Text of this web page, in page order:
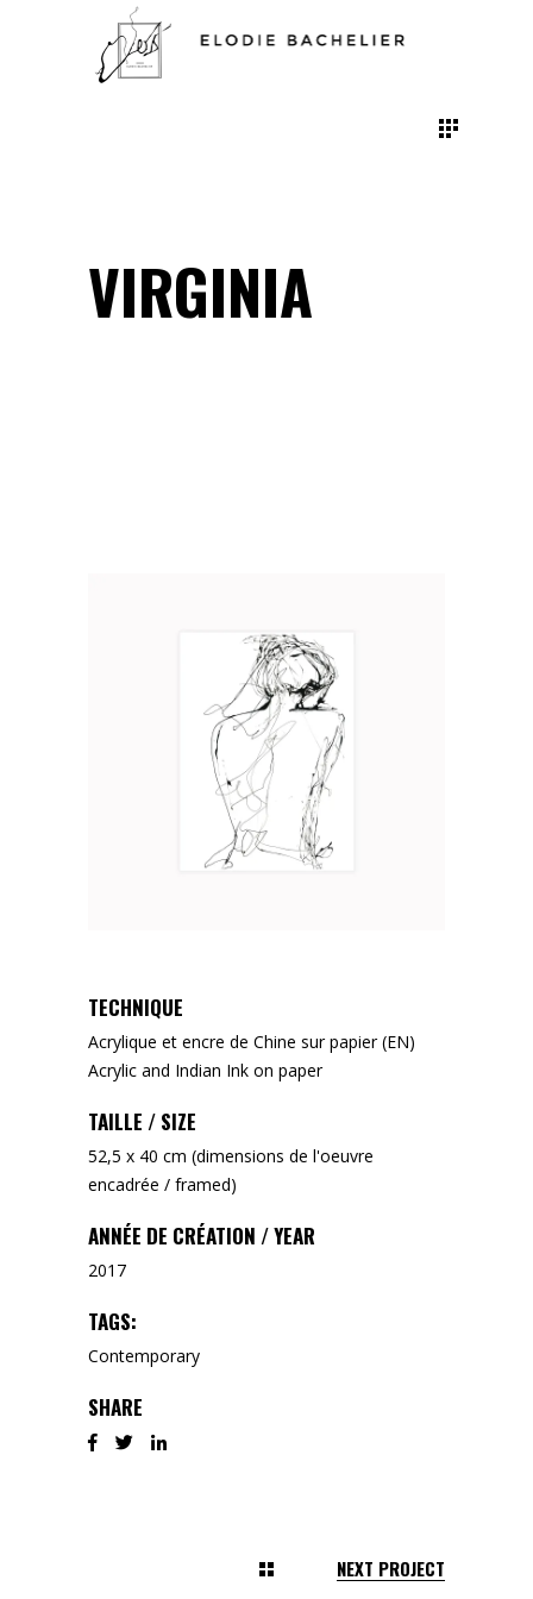
VIRGINIA
TECHNIQUE
Acrylique et encre de Chine sur papier (EN)
Acrylic and Indian Ink on paper
TAILLE / SIZE
52,5 x 40 cm (dimensions de l'oeuvre
encadrée / framed)
ANNÉE DE CRÉATION / YEAR
2017
TAGS:
Contemporary
SHARE
NEXT PROJECT